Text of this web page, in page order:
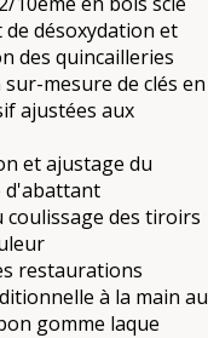
désoxydation et
des quincailleries
mesure de clés en
ajustées aux
et ajustage du
d'abattant
coulissage des tiroirs
restaurations
à la main au
gomme laque